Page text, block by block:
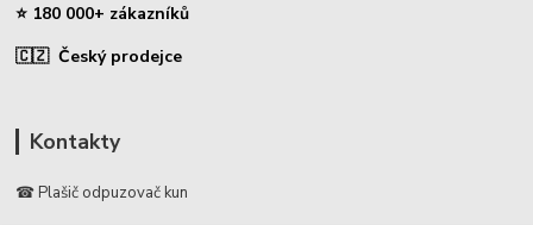
⭐ 180 000+ zákazníků
🇨🇿 Český prodejce
Kontakty
☎ Plašič odpuzovač kun